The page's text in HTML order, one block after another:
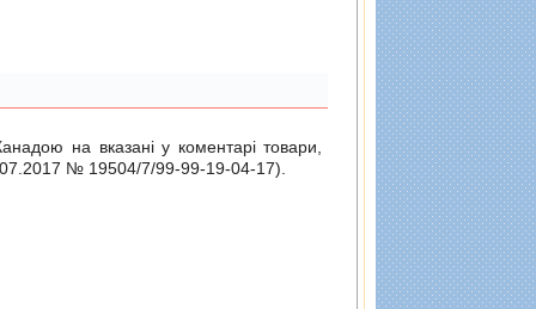
на вказані у коментарі товари,
№ 19504/7/99-99-19-04-17).